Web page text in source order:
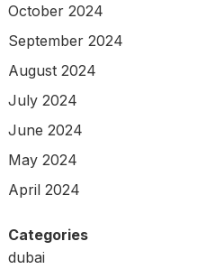
October 2024
September 2024
August 2024
July 2024
June 2024
May 2024
April 2024
Categories
dubai